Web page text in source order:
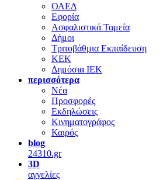
ΟΑΕΔ
Εφορία
Ασφαλιστικά Ταμεία
Δήμοι
Τριτοβάθμια Εκπαίδευση
ΚΕΚ
Δημόσια ΙΕΚ
περισσότερα
Νέα
Προσφορές
Εκδηλώσεις
Κινηματογράφος
Καιρός
blog
24310.gr
3D
αγγελίες